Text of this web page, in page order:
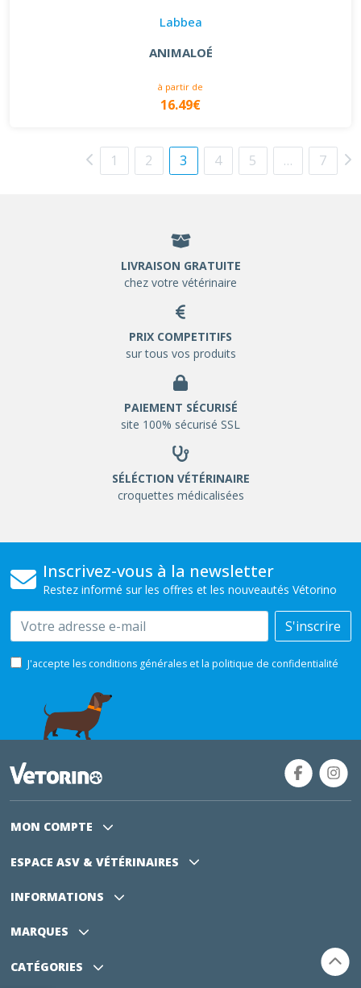
Labbea
ANIMALOÉ
à partir de
16.49€
1 2 3 4 5 … 7
LIVRAISON GRATUITE
chez votre vétérinaire
PRIX COMPETITIFS
sur tous vos produits
PAIEMENT SÉCURISÉ
site 100% sécurisé SSL
SÉLÉCTION VÉTÉRINAIRE
croquettes médicalisées
Inscrivez-vous à la newsletter
Restez informé sur les offres et les nouveautés Vétorino
Email S'inscrire
J'accepte les conditions générales et la politique de confidentialité
MON COMPTE
ESPACE ASV & VÉTÉRINAIRES
INFORMATIONS
MARQUES
CATÉGORIES